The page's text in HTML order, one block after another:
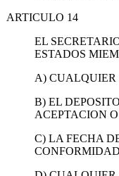
ARTICULO 14
EL
ESTADOS
A) CUALQUIER
B) EL
ACEPTACION
C) LA FECHA